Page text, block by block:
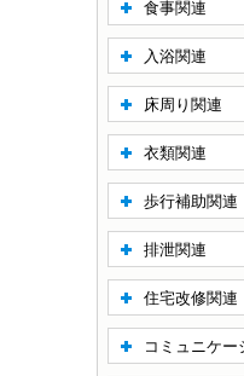
食事関連
入浴関連
床周り関連
衣類関連
歩行補助関連
排泄関連
住宅改修関連
コミュニケー